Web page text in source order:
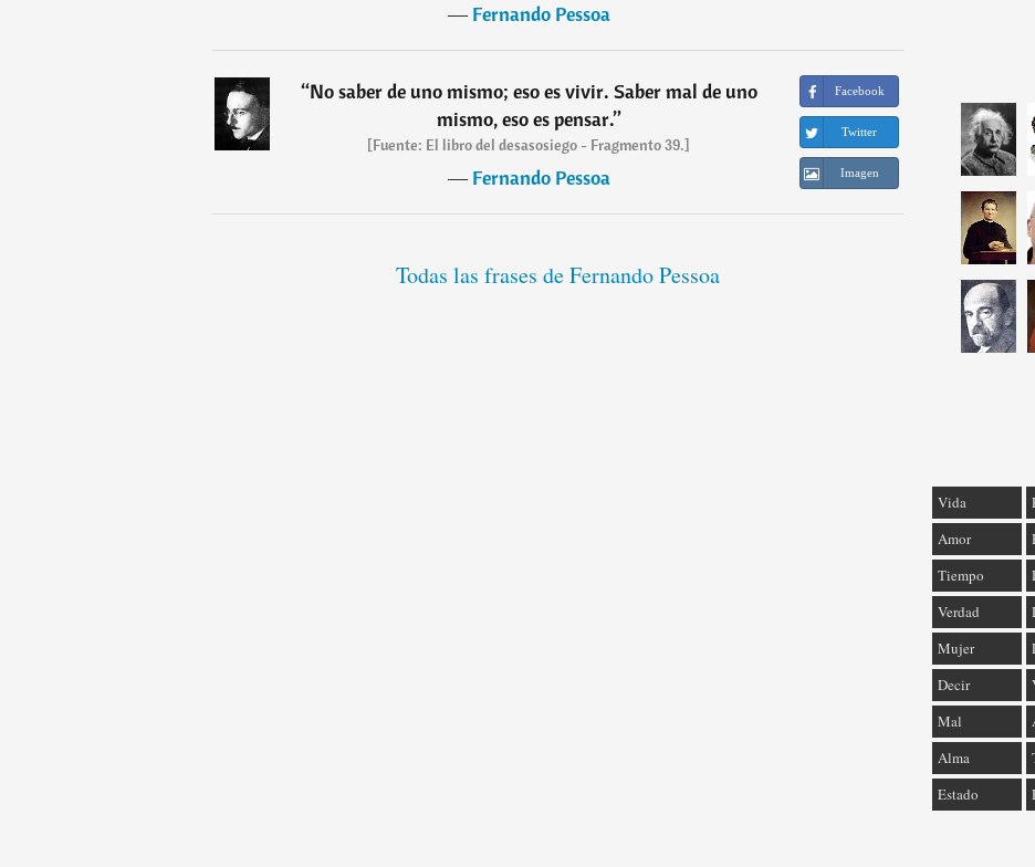
―Fernando Pessoa
“No saber de uno mismo; eso es vivir. Saber mal de uno
mismo, eso es pensar.”
[Fuente: El libro del desasosiego - Fragmento 39.]
―Fernando Pessoa
Facebook
Twitter
Imagen
Todas las frases de Fernando Pessoa
Vida
Amor
Tiempo
Verdad
Mujer
Decir
Mal
Alma
Estado